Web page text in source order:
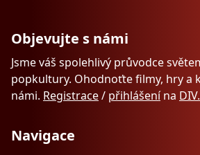
Objevujte s námi
Jsme váš spolehlivý průvodce
popkultury. Ohodnoťte filmy, hry a
námi. Registrace/ přihlášenína
Navigace